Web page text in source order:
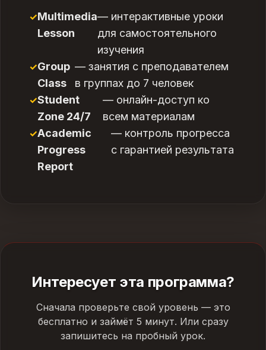
Multimedia
Lesson
— интерактивные уроки
для самостоятельного
изучения
Group
Class
— занятия с преподавателем
в группах до 7 человек
Student
Zone 24/7
— онлайн-доступ ко
всем материалам
Academic
Progress
Report
— контроль прогресса
с гарантией результата
Интересует эта программа?
Сначала проверьте свой уровень — это
бесплатно и займёт 5 минут. Или сразу
запишитесь на пробный урок.